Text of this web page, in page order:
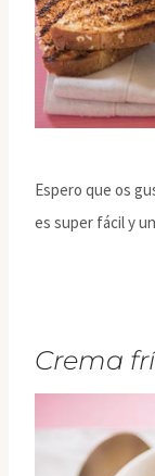
Espero que os
es super fácil y
Crema